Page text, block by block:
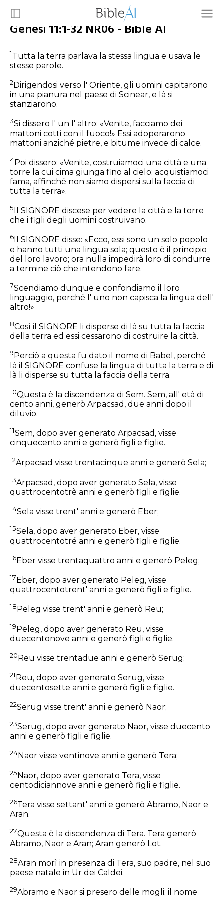
Genesi 11:1-32 NR06 - Bible AI
1Tutta la terra parlava la stessa lingua e usava le
stesse parole.
2 Dirigendosi verso l' Oriente, gli uomini capitarono
in una pianura nel paese di Scinear, e là si
stanziarono.
3Si dissero l' un l' altro: «Venite, facciamo dei
mattoni cotti con il fuoco!» Essi adoperarono
mattoni anziché pietre, e bitume invece di calce.
4Poi dissero: «Venite, costruiamoci una città e una
torre la cui cima giunga fino al cielo; acquistiamoci
fama, affinché non siamo dispersi sulla faccia di
tutta la terra».
5
Il SIGNORE discese per vedere la città e la torre
che i figli degli uomini costruivano.
6 Il SIGNORE disse: «Ecco, essi sono un solo popolo
e hanno tutti una lingua sola; questo è il principio
del loro lavoro; ora nulla impedirà loro di condurre
a termine ciò che intendono fare.
7Scendiamo dunque e confondiamo il loro
linguaggio, perché l' uno non capisca la lingua dell'
altro!»
8Così il SIGNORE li disperse di là su tutta la faccia
della terra ed essi cessarono di costruire la città.
9 Perciò a questa fu dato il nome di Babel, perché
là il SIGNORE confuse la lingua di tutta la terra e di
là li disperse su tutta la faccia della terra.
10Questa è la discendenza di Sem. Sem, all' età di
cento anni, generò Arpacsad, due anni dopo il
diluvio.
11Sem, dopo aver generato Arpacsad, visse
cinquecento anni e generò figli e figlie.
12Arpacsad visse trentacinque anni e generò Sela;
13Arpacsad, dopo aver generato Sela, visse
quattrocentotrè anni e generò figli e figlie.
14Sela visse trent' anni e generò Eber;
15Sela, dopo aver generato Eber, visse
quattrocentotré anni e generò figli e figlie.
16Eber visse trentaquattro anni e generò Peleg;
17 Eber, dopo aver generato Peleg, visse
quattrocentotrent' anni e generò figli e figlie.
18 Peleg visse trent' anni e generò Reu;
19Peleg, dopo aver generato Reu, visse
duecentonove anni e generò figli e figlie.
20 Reu visse trentadue anni e generò Serug;
21 Reu, dopo aver generato Serug, visse
duecentosette anni e generò figli e figlie.
22Serug visse trent' anni e generò Naor;
23Serug, dopo aver generato Naor, visse duecento
anni e generò figli e figlie.
24Naor visse ventinove anni e generò Tera;
25Naor, dopo aver generato Tera, visse
centodiciannove anni e generò figli e figlie.
26Tera visse settant' anni e generò Abramo, Naor e
Aran.
27Questa è la discendenza di Tera. Tera generò
Abramo, Naor e Aran; Aran generò Lot.
28Aran morì in presenza di Tera, suo padre, nel suo
paese natale in Ur dei Caldei.
29Abramo e Naor si presero delle mogli; il nome